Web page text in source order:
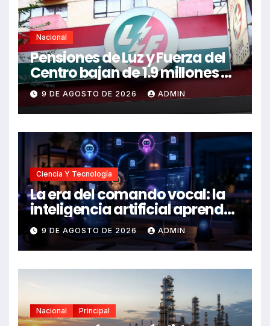
Nacional
Pensiones de Luz y Fuerza del
Centro bajan de 1.9 millones a
56 mil pesos
9 DE AGOSTO DE 2026 ADMIN
Ciencia Y Tecnología
La era del comando vocal: la
inteligencia artificial aprende
a escuchar y ejecutar
9 DE AGOSTO DE 2026 ADMIN
Nacional Principal